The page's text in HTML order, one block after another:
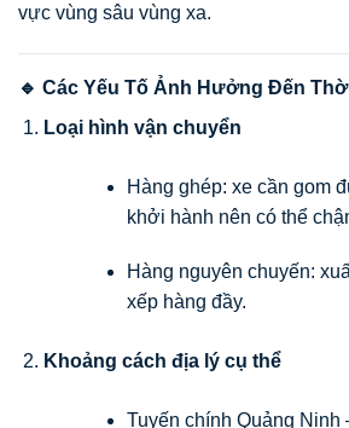
vực vùng sâu vùng xa.
🔹 Các Yếu Tố Ảnh Hưởng Đến
Loại hình vận chuyển
Hàng ghép: xe cần gom
khởi hành nên có thể
Hàng nguyên chuyến:
xếp hàng đầy.
Khoảng cách địa lý cụ thể
Tuyến chính Quảng Ninh